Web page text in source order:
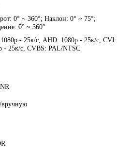
0° ~ 360°; Наклон: 0° ~ 75°;
0° ~ 360°
- 25к/с, AHD: 1080p - 25к/с, CVI:
- 25к/с, CVBS: PAL/NTSC
вручную